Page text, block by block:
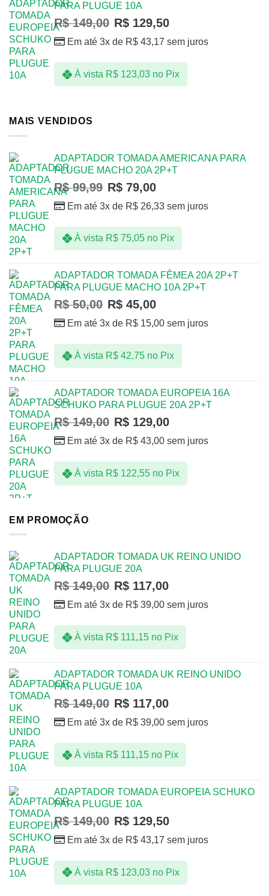
PARA PLUGUE 10A
R$149,00 R$ 129,50
Em até 3x de R$ 43,17 sem juros
À vista R$123,03 no Pix
MAIS VENDIDOS
ADAPTADOR TOMADA AMERICANA PARA
PLUGUE MACHO 20A 2P+T
R$99,99 R$ 79,00
Em até 3x de R$ 26,33 sem juros
À vista R$75,05 no Pix
ADAPTADOR TOMADA FÊMEA 20A 2P+T
PARA PLUGUE MACHO 10A 2P+T
R$50,00 R$ 45,00
Em até 3x de R$ 15,00 sem juros
À vista R$42,75 no Pix
ADAPTADOR TOMADA EUROPEIA 16A
SCHUKO PARA PLUGUE 20A 2P+T
R$149,00 R$ 129,00
Em até 3x de R$ 43,00 sem juros
À vista R$122,55 no Pix
EM PROMOÇÃO
ADAPTADOR TOMADA UK REINO UNIDO
PARA PLUGUE 20A
R$149,00 R$ 117,00
Em até 3x de R$ 39,00 sem juros
À vista R$111,15 no Pix
ADAPTADOR TOMADA UK REINO UNIDO
PARA PLUGUE 10A
R$149,00 R$ 117,00
Em até 3x de R$ 39,00 sem juros
À vista R$111,15 no Pix
ADAPTADOR TOMADA EUROPEIA SCHUKO
PARA PLUGUE 10A
R$149,00 R$ 129,50
Em até 3x de R$ 43,17 sem juros
À vista R$123,03 no Pix